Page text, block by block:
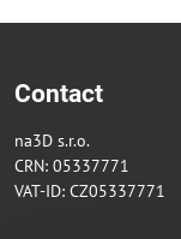
Contact
na3D s.r.o.
CRN: 05337771
VAT-ID: CZ05337771